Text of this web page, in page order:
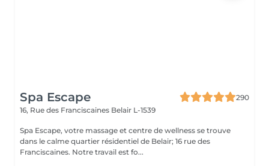
Spa Escape
290
16, Rue des Franciscaines Belair L-1539
Spa Escape, votre massage et centre de wellness se trouve
dans le calme quartier résidentiel de Belair; 16 rue des
Franciscaines. Notre travail est fo...